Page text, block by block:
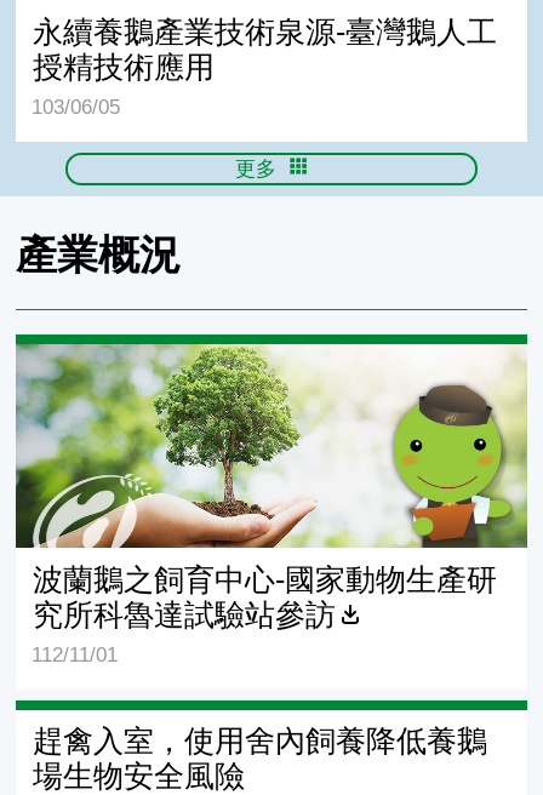
永續養鵝產業技術泉源-臺灣鵝人工
授精技術應用
103/06/05
更多
產業概況
波蘭鵝之飼育中心-國家動物生產研究所科魯達試驗站參訪
波蘭鵝之飼育中心-國家動物生產研
究所科魯達試驗站參訪
112/11/01
趕禽入室，使用舍內飼養降低養鵝
場生物安全風險